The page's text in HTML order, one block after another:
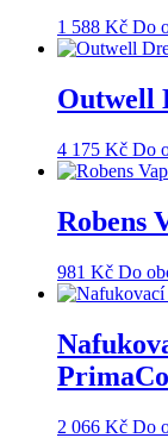
1 588 Kč Do
Outwell
4 175 Kč Do
Robens
981 Kč Do
2 066 Kč Do